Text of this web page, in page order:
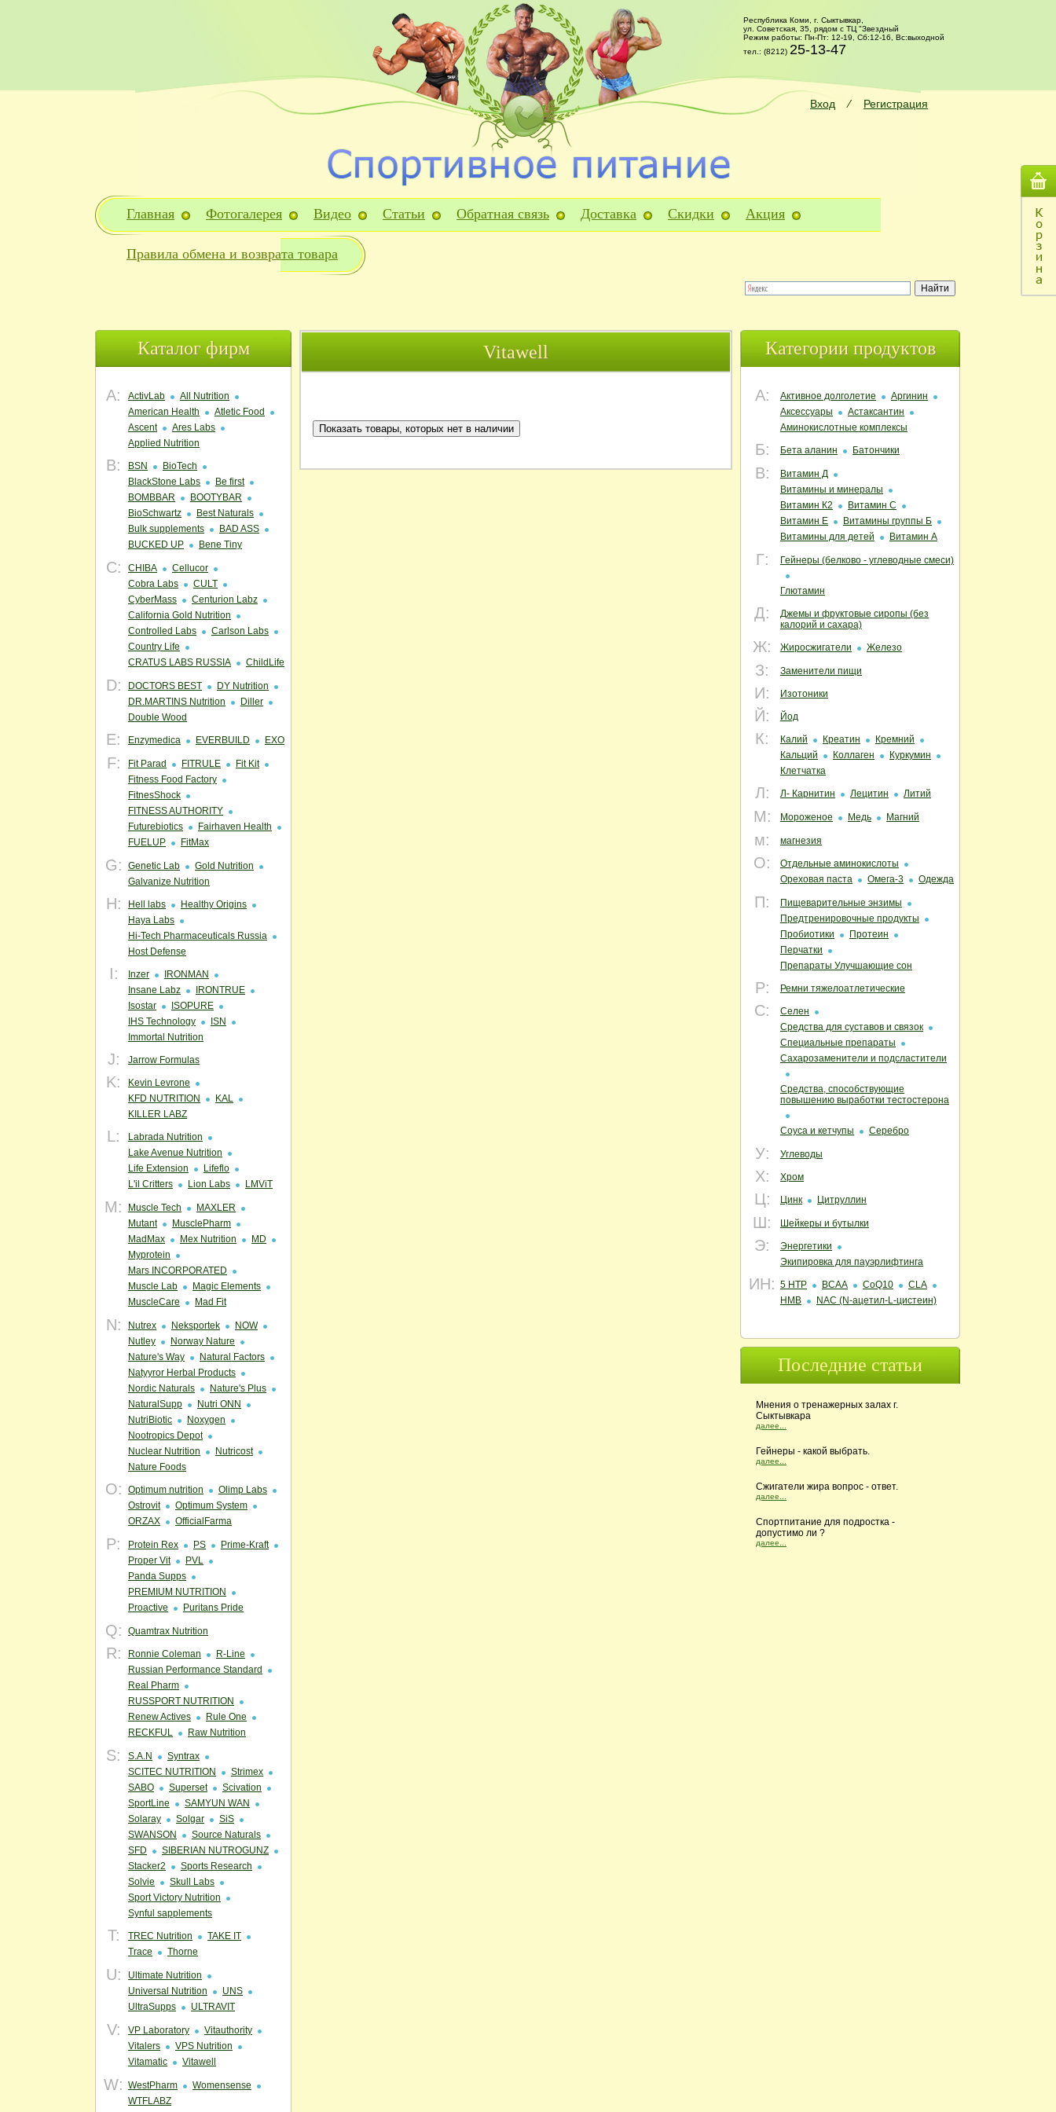
Республика Коми, г. Сыктывкар,
ул. Советская, 35, рядом с ТЦ "Звездный
Режим работы: Пн-Пт: 12-19, Сб:12-16, Вс:выходной
тел.: (8212) 25-13-47
Вход ⁄ Регистрация
Главная Фотогалерея Видео Статьи Обратная связь Доставка Скидки Акция
Правила обмена и возврата товара
Каталог фирм
A: ActivLab
All Nutrition
American Health
Atletic Food
Ascent
Ares Labs
Applied Nutrition
B: BSN
BioTech
BlackStone Labs
Be first
BOMBBAR
BOOTYBAR
BioSchwartz
Best Naturals
Bulk supplements
BAD ASS
BUCKED UP
Bene Tiny
C: CHIBA
Cellucor
Cobra Labs
CULT
CyberMass
Centurion Labz
California Gold Nutrition
Controlled Labs
Carlson Labs
Country Life
CRATUS LABS RUSSIA
ChildLife
D: DOCTORS BEST
DY Nutrition
DR.MARTINS Nutrition
Diller
Double Wood
E: Enzymedica EVERBUILD EXO
F: Fit Parad FITRULE
Fit Kit
Fitness Food Factory
FitnesShock
FITNESS AUTHORITY
Futurebiotics
Fairhaven Health
FUELUP
FitMax
G: Genetic Lab
Gold Nutrition
Galvanize Nutrition
H: Hell labs
Healthy Origins
Haya Labs
Hi-Tech Pharmaceuticals Russia
Host Defense
I: Inzer
IRONMAN
Insane Labz
IRONTRUE
Isostar
ISOPURE
IHS Technology
ISN
Immortal Nutrition
J: Jarrow Formulas
K:
Kevin Levrone
KFD NUTRITION
KAL
KILLER LABZ
L:
Labrada Nutrition
Lake Avenue Nutrition
Life Extension
Lifeflo
L'il Critters
Lion Labs LMViT
M: Muscle Tech
MAXLER
Mutant
MusclePharm
MadMax
Mex Nutrition
MD
Myprotein
Mars INCORPORATED
Muscle Lab
Magic Elements
MuscleCare
Mad Fit
N: Nutrex Neksportek
NOW
Nutley
Norway Nature
Nature's Way
Natural Factors
Natyyror Herbal Products
Nordic Naturals
Nature's Plus
NaturalSupp
Nutri ONN
NutriBiotic
Noxygen
Nootropics Depot
Nuclear Nutrition
Nutricost
Nature Foods
O: Optimum nutrition
Olimp Labs
Ostrovit
Optimum System
ORZAX
OfficialFarma
P: Protein Rex PS
Prime-Kraft
Proper Vit
PVL
Panda Supps
PREMIUM NUTRITION
Proactive
Puritans Pride
Q: Quamtrax Nutrition
R: Ronnie Coleman
R-Line
Russian Performance Standard
Real Pharm
RUSSPORT NUTRITION
Renew Actives
Rule One
RECKFUL
Raw Nutrition
S: S.A.N
Syntrax
SCITEC NUTRITION
Strimex
SABO
Superset
Scivation
SportLine
SAMYUN WAN
Solaray
Solgar
SiS
SWANSON
Source Naturals
SFD
SIBERIAN NUTROGUNZ
Stacker2
Sports Research
Solvie
Skull Labs
Sport Victory Nutrition
Synful sapplements
T: TREC Nutrition
TAKE IT
Trace
Thorne
U:
Ultimate Nutrition
Universal Nutrition
UNS
UltraSupps
ULTRAVIT
V: VP Laboratory
Vitauthority
Vitalers
VPS Nutrition
Vitamatic
Vitawell
W: WestPharm
Womensense
WTFLABZ
Vitawell Категории продуктов
А: Активное долголетие
Аргинин
Аксессуары
Астаксантин
Аминокислотные комплексы
Б: Бета аланин Батончики
В:
Витамин Д
Витамины и минералы
Витамин К2
Витамин С
Витамин Е
Витамины группы Б
Витамины для детей
Витамин А
Г: Гейнеры (белково - углеводные смеси)
Глютамин
Д:
Джемы и фруктовые сиропы (без
калорий и сахара)
Ж: Жиросжигатели Железо
З: Заменители пищи
И: Изотоники
Й: Йод
К: Калий Креатин
Кремний
Кальций
Коллаген
Куркумин
Клетчатка
Л: Л- Карнитин Лецитин Литий
М: Мороженое Медь Магний
м: магнезия
О:
Отдельные аминокислоты
Ореховая паста
Омега-3 Одежда
П:
Пищеварительные энзимы
Предтренировочные продукты
Пробиотики
Протеин
Перчатки
Препараты Улучшающие сон
Р: Ремни тяжелоатлетические
С:
Селен
Средства для суставов и связок
Специальные препараты
Сахарозаменители и подсластители
Средства, способствующие
повышению выработки тестостерона
Соуса и кетчупы Серебро
У: Углеводы
Х: Хром
Ц: Цинк Цитруллин
Ш: Шейкеры и бутылки
Э:
Энергетики
Экипировка для пауэрлифтинга
ИН: 5 HTP BCAA CoQ10
CLA
HMB
NAC (N‑ацетил‑L‑цистеин)
Последние статьи
Мнения о тренажерных залах г.
Сыктывкара
далее...
Гейнеры - какой выбрать.
далее...
Сжигатели жира вопрос - ответ.
далее...
Cпортпитание для подростка -
допустимо ли ?
далее...